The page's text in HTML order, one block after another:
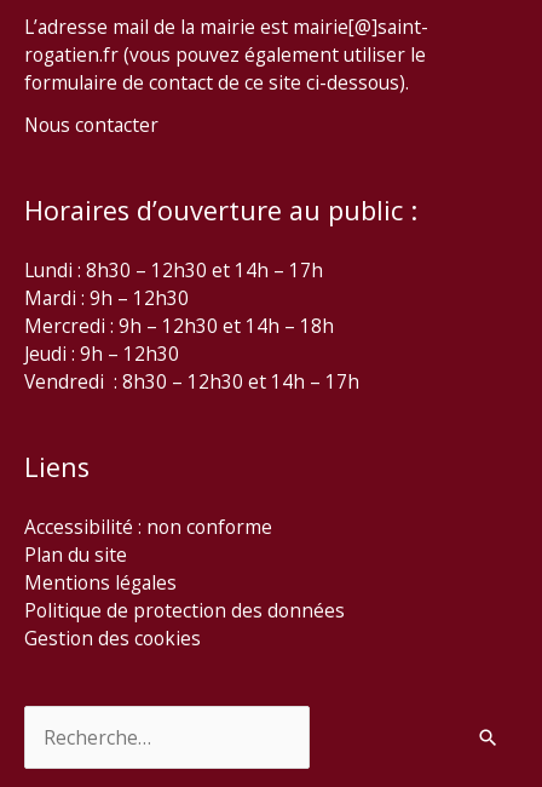
L’adresse mail de la mairie est mairie[@]saint-
rogatien.fr (vous pouvez également utiliser le
formulaire de contact de ce site ci-dessous).
Nous contacter
Horaires d’ouverture au public :
Lundi : 8h30 – 12h30 et 14h – 17h
Mardi : 9h – 12h30
Mercredi : 9h – 12h30 et 14h – 18h
Jeudi : 9h – 12h30
Vendredi : 8h30 – 12h30 et 14h – 17h
Liens
Accessibilité : non conforme
Plan du site
Mentions légales
Politique de protection des données
Gestion des cookies